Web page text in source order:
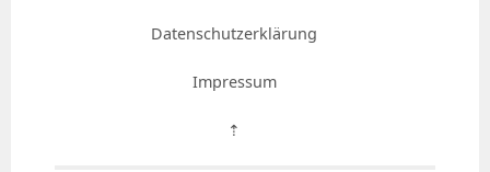
Datenschutzerklärung
Impressum
⇡